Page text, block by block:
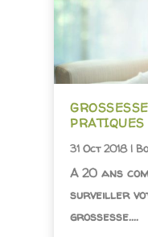
PRATIQUES
31 Oct 2018|
A 20 ans
surveiller
grossesse....